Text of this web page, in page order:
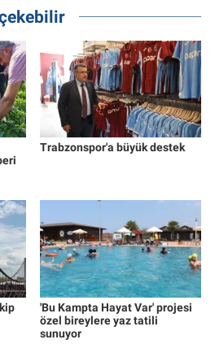
Trabzonspor'a büyük destek
'Bu Kampta Hayat Var' projesi
özel bireylere yaz tatili
sunuyor